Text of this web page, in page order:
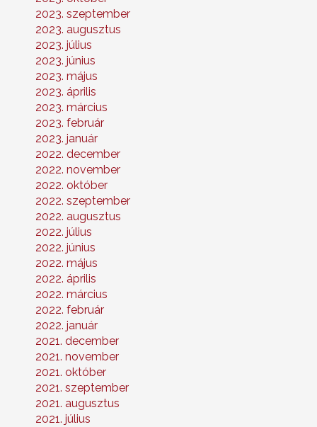
2023. szeptember
2023. augusztus
2023. július
2023. június
2023. május
2023. április
2023. március
2023. február
2023. január
2022. december
2022. november
2022. október
2022. szeptember
2022. augusztus
2022. július
2022. június
2022. május
2022. április
2022. március
2022. február
2022. január
2021. december
2021. november
2021. október
2021. szeptember
2021. augusztus
2021. július